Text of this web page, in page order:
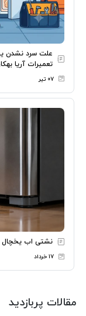
علت سرد نشدن
تعمیرات آریا
۰۷ تیر
نشتی اب یخچال
۱۷ خرداد
مقالات پربازدید